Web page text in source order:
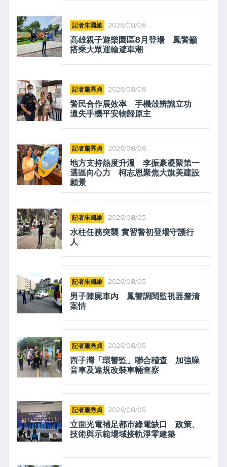
記者朱國維 2026/08/06
高雄親子遊樂園區8月登場 鳳警籲
搭乘大眾運輸避車潮
記者蕭秀貞 2026/08/06
警民合作展效率 手機殼辨識立功
遺失手機平安物歸原主
記者蕭秀貞 2026/08/06
地方支持熱度升溫 李振豪凝聚第一
選區向心力 柯志恩聚焦大旗美建設
願景
記者朱國維 2026/08/05
水柱任務突襲 實習警初登場守護行
人
記者朱國維 2026/08/05
男子陳屍車內 鳳警調閱監視器釐清
案情
記者蕭秀貞 2026/08/05
西子灣「環警監」聯合稽查 加強噪
音車及違規改裝車輛查察
記者蕭秀貞 2026/08/05
立面光電補足都市綠電缺口 政策、
技術與示範場域接軌淨零建築